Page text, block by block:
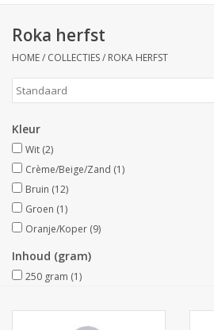
Linten & decoratie
Geschenkartikelen
Inpakmaterialen
Thema's
Collecties
Roka herfst
HOME/ COLLECTIES/ ROKA HERFST
Kleur
Wit (2)
Crème/Beige/Zand (1)
Bruin (12)
Groen (1)
Oranje/Koper (9)
Inhoud (gram)
250 gram (1)